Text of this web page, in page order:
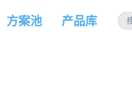
方案池 产品库